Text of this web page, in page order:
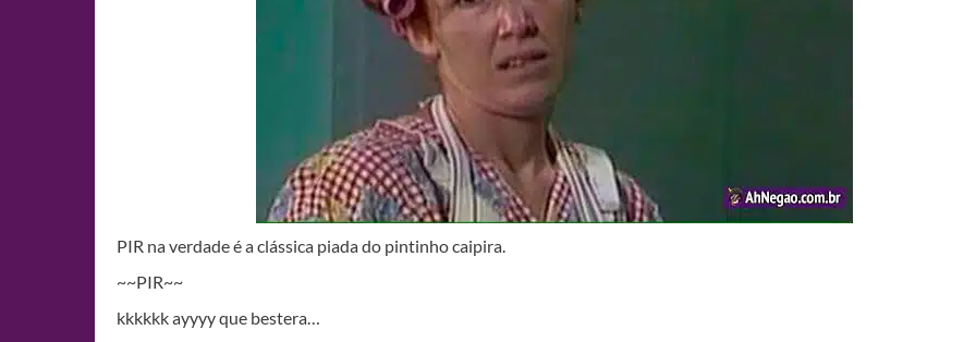
PIR na verdade é a clássica piada do pintinho caipira.
~~PIR~~
kkkkkk ayyyy que bestera…